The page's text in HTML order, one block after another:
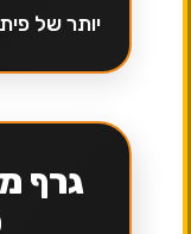
יותר של
גרף